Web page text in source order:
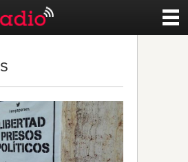
Esports